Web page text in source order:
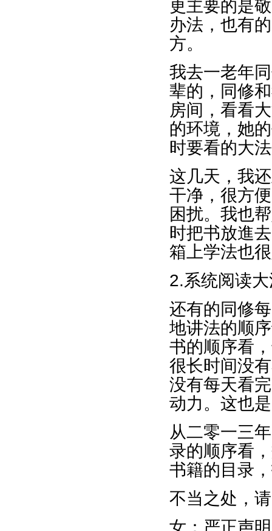
更主要的是
办法，也有
方。
我去一老年
辈的，同修
房间，看看
的环境，她
时要看的大
这几天，我
干净，很方
困扰。我也
时把书放進
箱上学法也
2.系统阅读
还有的同修
地讲法的顺
书的顺序看
很长时间没
没有每天看
动力。这也
从二零一三
录的顺序看
书籍的目录
不当之处，
女：严正声明